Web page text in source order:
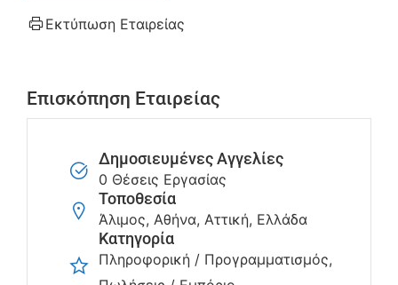
Εκτύπωση Εταιρείας
Επισκόπηση Εταιρείας
Δημοσιευμένες Αγγελίες
0 Θέσεις Εργασίας
Τοποθεσία
Άλιμος, Αθήνα, Αττική, Ελλάδα
Κατηγορία
Πληροφορική / Προγραμματισμός